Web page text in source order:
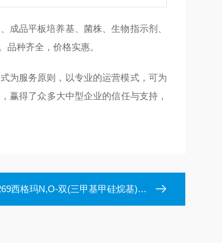
品平板培养基、菌株、生物指示剂、
种齐全，价格实惠。
服务原则，以专业的运营模式，可为
赢得了众多大中型企业的信任与支持，
西格玛N,O-双(三甲基甲硅烷基)乙酰胺